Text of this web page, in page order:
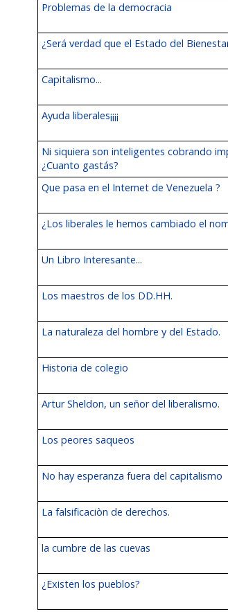
Problemas de la democracia
¿Será verdad que el Estado del
Capitalismo...
Ayuda liberales¡¡¡¡
Ni siquiera son inteligentes cobrando
¿Cuanto gastás?
Que pasa en el Internet de Venezuela ?
¿Los liberales le hemos cambiado el
Un Libro Interesante...
Los maestros de los DD.HH.
La naturaleza del hombre y del Estado.
Historia de colegio
Artur Sheldon, un señor del liberalismo.
Los peores saqueos
No hay esperanza fuera del capitalismo
La falsificaciòn de derechos.
la cumbre de las cuevas
¿Existen los pueblos?